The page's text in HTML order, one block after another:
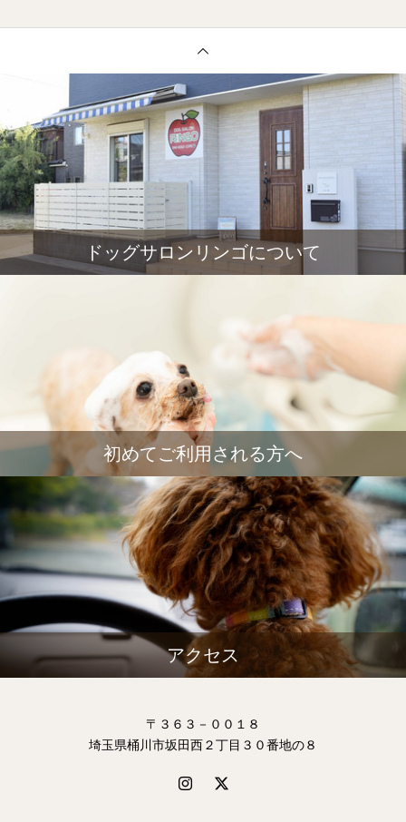
ドッグサロンリンゴについて
初めてご利用される方へ
アクセス
〒３６３－００１８
埼玉県桶川市坂田西２丁目３０番地の８